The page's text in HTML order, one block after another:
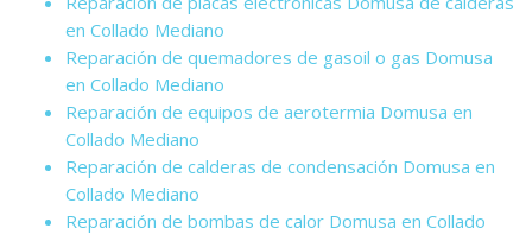
en Collado Mediano
Reparación de quemadores de gasoil o gas Domusa
en Collado Mediano
Reparación de equipos de aerotermia Domusa en
Collado Mediano
Reparación de calderas de condensación Domusa en
Collado Mediano
Reparación de bombas de calor Domusa en Collado